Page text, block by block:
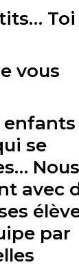
vous
enfants
se
Nous
avec
par